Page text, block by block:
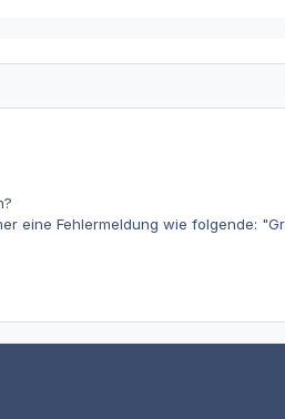
eine Fehlermeldung wie folgende: